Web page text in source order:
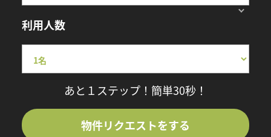
利用人数
あと１ステップ！簡単30秒！
物件リクエストをする